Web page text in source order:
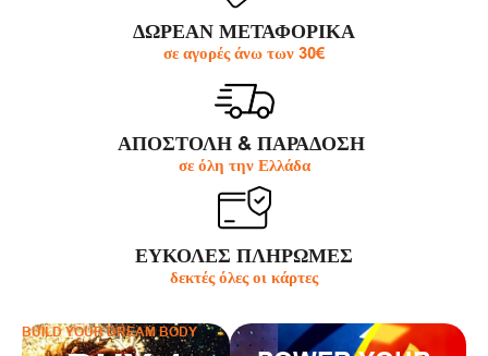
ΔΩΡΕΑΝ ΜΕΤΑΦΟΡΙΚΑ
σε αγορές άνω των 30€
ΑΠΟΣΤΟΛΗ & ΠΑΡΆΔΟΣΗ
σε όλη την Ελλάδα
ΕΥΚΟΛΕΣ ΠΛΗΡΩΜΕΣ
δεκτές όλες οι κάρτες
BUILD YOUR DREAM BODY